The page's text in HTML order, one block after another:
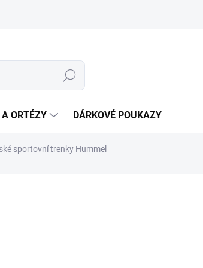
Hledat
ORTÉZY DÁRKOVÉ POUKAZY
sportovní trenky Hummel